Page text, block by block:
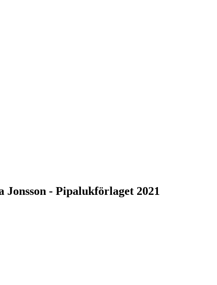
- Pipalukförlaget 2021